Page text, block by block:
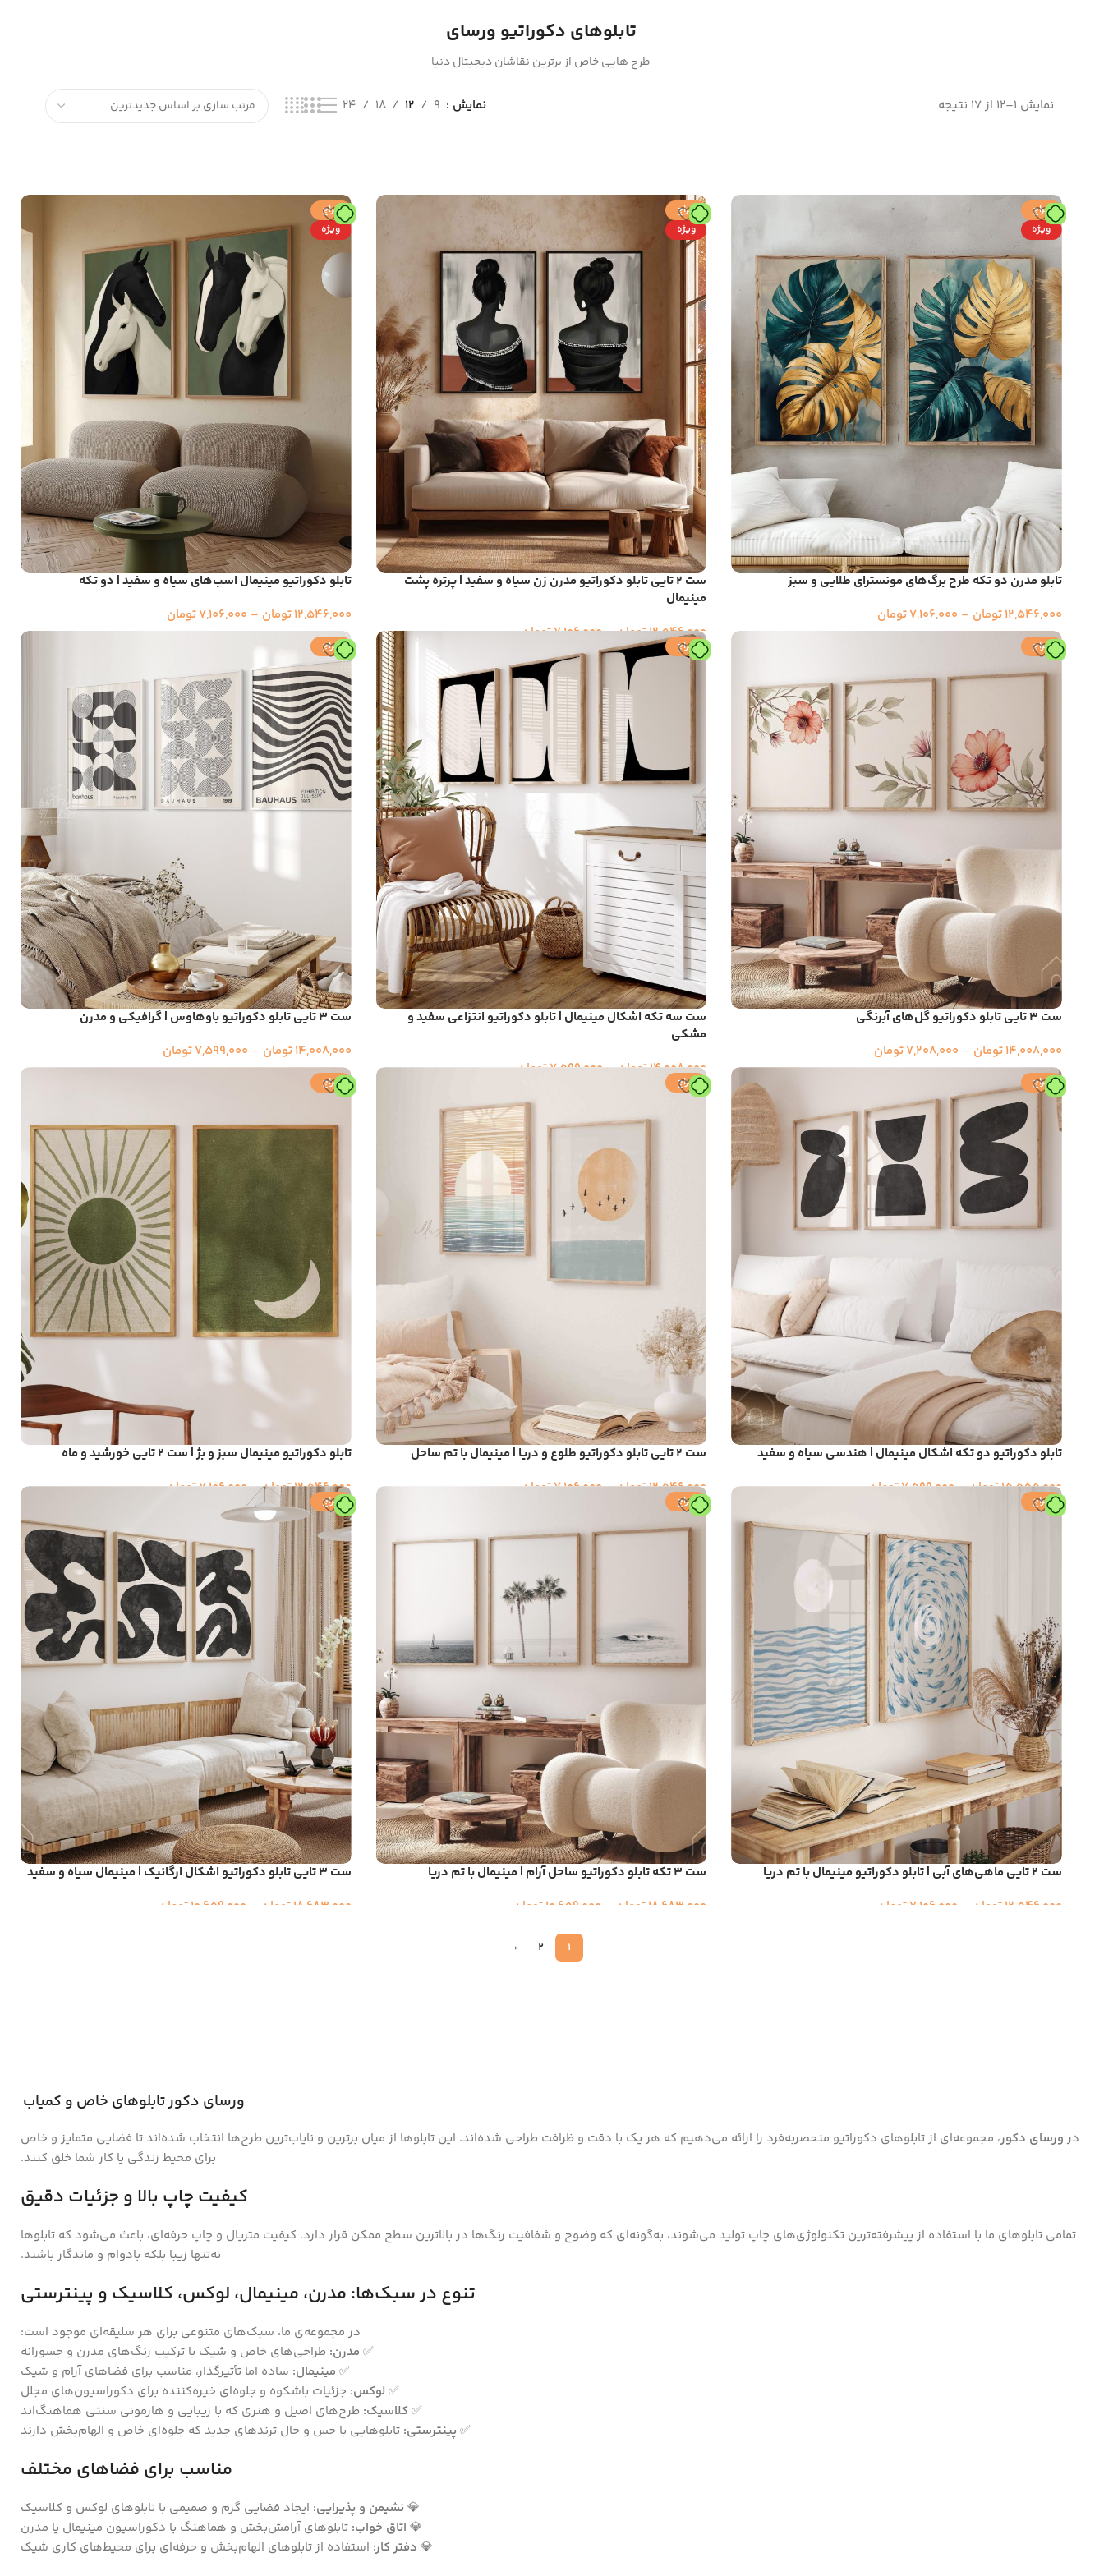
تابلوهای دکوراتیو ورسای
طرح هایی خاص از برترین نقاشان دیجیتال دنیا
نمایش 1–12 از 17 نتیجه نمایش 9
12
18
24
حراج
ویژه
تابلو مدرن دو تکه طرح برگ‌های مونسترای طلایی و سبز
12,546,000تومان –
7,106,000تومان
حراج
ویژه
ست 2 تایی تابلو دکوراتیو مدرن زن سیاه و سفید | پرتره پشت
مینیمال
12,546,000تومان–
7,106,000تومان
حراج
ویژه
تابلو دکوراتیو مینیمال اسب‌های سیاه و سفید | دو تکه
12,546,000تومان –
7,106,000تومان
حراج
ست ۳ تایی تابلو دکوراتیو گُل‌های آبرنگی
14,008,000تومان –
7,208,000تومان
حراج
ست سه تکه اشکال مینیمال | تابلو دکوراتیو انتزاعی سفید و
مشکی
14,008,000تومان–
7,599,000تومان
حراج
ست ۳ تایی تابلو دکوراتیو باوهاوس | گرافیکی و مدرن
14,008,000تومان –
7,599,000تومان
حراج
تابلو دکوراتیو دو تکه اشکال مینیمال | هندسی سیاه و سفید
15,555,000تومان–
7,599,000تومان
حراج
ست ۲ تایی تابلو دکوراتیو طلوع و دریا | مینیمال با تم ساحل
12,546,000تومان–
7,106,000تومان
حراج
تابلو دکوراتیو مینیمال سبز و بژ | ست ۲ تایی خورشید و ماه
12,546,000تومان–
7,106,000تومان
حراج
ست ۲ تایی ماهی‌های آبی | تابلو دکوراتیو مینیمال با تم دریا
12,546,000تومان 7,106,000تومان
حراج
ست ۳ تکه تابلو دکوراتیو ساحل آرام | مینیمال با تم دریا
18,683,000تومان 10,659,000تومان
حراج
ست ۳ تایی تابلو دکوراتیو اشکال ارگانیک | مینیمال سیاه و سفید
18,683,000تومان 10,659,000تومان
1
2
→
ورسای دکور تابلوهای خاص و کمیاب
در ورسای دکور، مجموعه‌ای از تابلوهای دکوراتیو منحصر‌به‌فرد را ارائه می‌دهیم که هر یک با دقت و ظرافت طراحی شده‌اند. این تابلوها از میان برترین و نایاب‌ترین طرح‌ها انتخاب شده‌اند تا فضایی متمایز و خاص
برای محیط زندگی یا کار شما خلق کنند.
کیفیت چاپ بالا و جزئیات دقیق
تمامی تابلوهای ما با استفاده از پیشرفته‌ترین تکنولوژی‌های چاپ تولید می‌شوند، به‌گونه‌ای که وضوح و شفافیت رنگ‌ها در بالاترین سطح ممکن قرار دارد. کیفیت متریال و چاپ حرفه‌ای، باعث می‌شود که تابلوها
نه‌تنها زیبا بلکه بادوام و ماندگار باشند.
تنوع در سبک‌ها: مدرن، مینیمال، لوکس، کلاسیک و پینترستی
در مجموعه‌ی ما، سبک‌های متنوعی برای هر سلیقه‌ای موجود است:
✅ مدرن: طراحی‌های خاص و شیک با ترکیب رنگ‌های مدرن و جسورانه
✅ مینیمال: ساده اما تأثیرگذار، مناسب برای فضاهای آرام و شیک
✅ لوکس: جزئیات باشکوه و جلوه‌ای خیره‌کننده برای دکوراسیون‌های مجلل
✅ کلاسیک: طرح‌های اصیل و هنری که با زیبایی و هارمونی سنتی هماهنگ‌اند
✅ پینترستی: تابلوهایی با حس و حال ترندهای جدید که جلوه‌ای خاص و الهام‌بخش دارند
مناسب برای فضاهای مختلف
💎 نشیمن و پذیرایی: ایجاد فضایی گرم و صمیمی با تابلوهای لوکس و کلاسیک
💎 اتاق خواب: تابلوهای آرامش‌بخش و هماهنگ با دکوراسیون مینیمال یا مدرن
💎 دفتر کار: استفاده از تابلوهای الهام‌بخش و حرفه‌ای برای محیط‌های کاری شیک